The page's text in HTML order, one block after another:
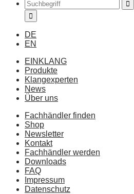
DE
EN
EINKLANG
Produkte
Klangexperten
News
Über uns
Fachhändler finden
Shop
Newsletter
Kontakt
Fachhändler werden
Downloads
FAQ
Impressum
Datenschutz